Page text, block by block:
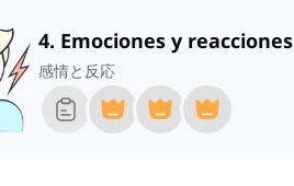
4. Emociones y reacciones
感情と反応